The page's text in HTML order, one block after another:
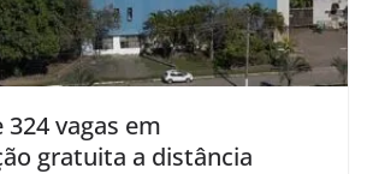
324 vagas em
gratuita a distância